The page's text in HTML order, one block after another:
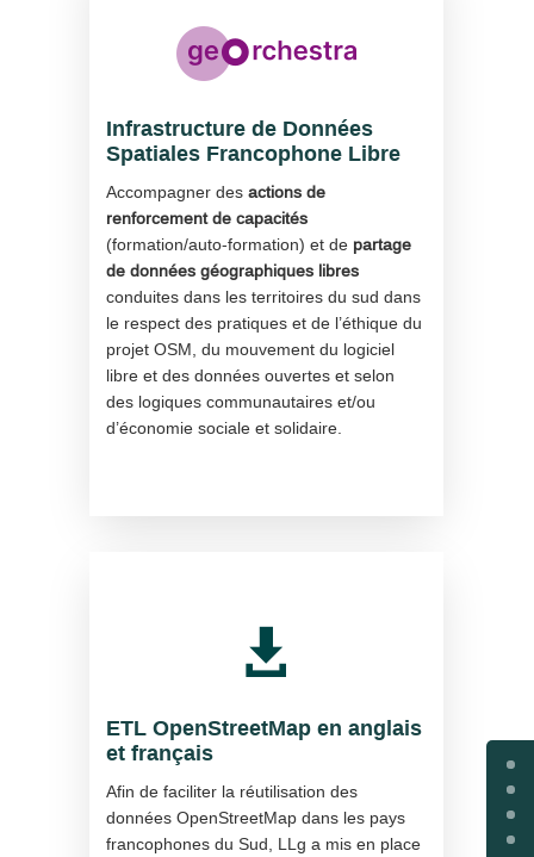
Infrastructure de Données
Spatiales Francophone Libre
Accompagner desactions de
renforcement de capacités
(formation/auto-formation) et de partage
de données géographiques libres
conduites dans les territoires du sud dans
le respect des pratiques et de l’éthique du
projet OSM, du mouvement du logiciel
libre et des données ouvertes et selon
des logiques communautaires et/ou
d’économie sociale et solidaire.

ETL OpenStreetMap en anglais
et français
Afin de faciliter la réutilisation des
données OpenStreetMap dans les pays
francophones du Sud, LLg a mis en place